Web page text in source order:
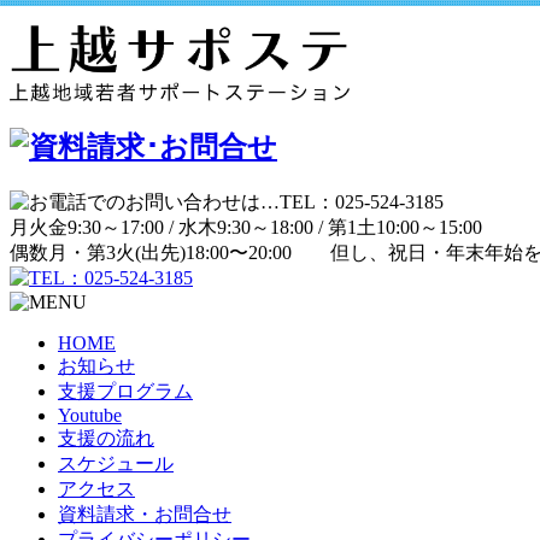
月 火金9:30～17:00 / 水木9:30～18:00 /第1土10:00～15:00
偶数月・第3火(出先)18:00〜20:00 但し、祝日・年末年始
HOME
お知らせ
支援プログラム
Youtube
支援の流れ
スケジュール
アクセス
資料請求・お問合せ